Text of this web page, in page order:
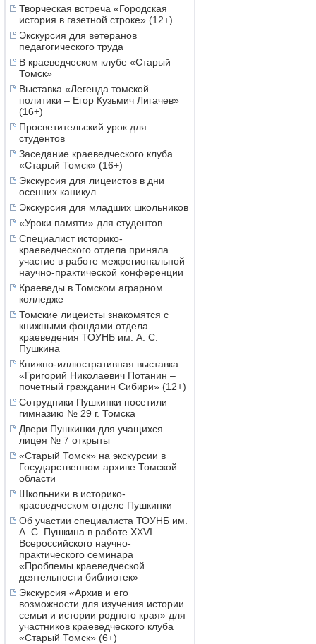
Творческая встреча «Городская
история в газетной строке» (12+)
Экскурсия для ветеранов
педагогического труда
В краеведческом клубе «Старый
Томск»
Выставка «Легенда томской
политики – Егор Кузьмич Лигачев»
(16+)
Просветительский урок для
студентов
Заседание краеведческого клуба
«Старый Томск» (16+)
Экскурсия для лицеистов в дни
осенних каникул
Экскурсия для младших школьников
«Уроки памяти» для студентов
Специалист историко-
краеведческого отдела приняла
участие в работе межрегиональной
научно-практической конференции
Краеведы в Томском аграрном
колледже
Томские лицеисты знакомятся с
книжными фондами отдела
краеведения ТОУНБ им. А. С.
Пушкина
Книжно-иллюстративная выставка
«Григорий Николаевич Потанин –
почетный гражданин Сибири» (12+)
Сотрудники Пушкинки посетили
гимназию № 29 г. Томска
Двери Пушкинки для учащихся
лицея № 7 открыты
«Старый Томск» на экскурсии в
Государственном архиве Томской
области
Школьники в историко-
краеведческом отделе Пушкинки
Об участии специалиста ТОУНБ им.
А. С. Пушкина в работе XXVI
Всероссийского научно-
практического семинара
«Проблемы краеведческой
деятельности библиотек»
Экскурсия «Архив и его
возможности для изучения истории
семьи и истории родного края» для
участников краеведческого клуба
«Старый Томск» (6+)